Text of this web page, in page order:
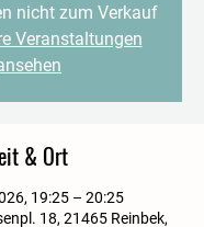
nicht zum Verkauf
Veranstaltungen
& Ort
19:25 – 20:25
18, 21465 Reinbek,